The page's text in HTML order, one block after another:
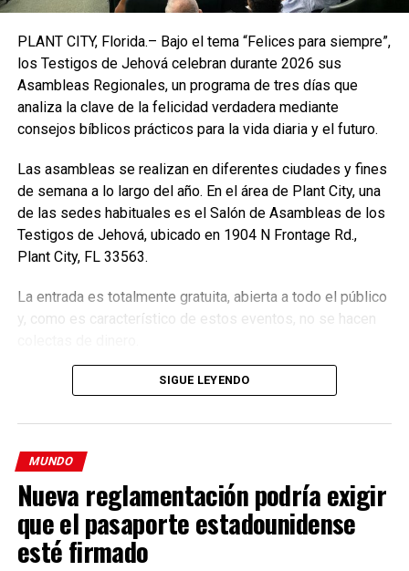
Enfoque Now es una plataforma digital dedicada a conectar e
informar a la comunidad latina acerca de los acontecimientos
que suceden a nivel local e internacional.
PLANT CITY, Florida.– Bajo el tema “Felices para siempre”,
los Testigos de Jehová celebran durante 2026 sus
Asambleas Regionales, un programa de tres días que
analiza la clave de la felicidad verdadera mediante
consejos bíblicos prácticos para la vida diaria y el futuro.
Las asambleas se realizan en diferentes ciudades y fines
de semana a lo largo del año. En el área de Plant City, una
de las sedes habituales es el Salón de Asambleas de los
Testigos de Jehová, ubicado en 1904 N Frontage Rd.,
Plant City, FL 33563.
La entrada es totalmente gratuita, abierta a todo el público
y, como es característico de estos eventos, no se hacen
SIGUE LEYENDO
MUNDO
Nueva reglamentación podría exigir
que el pasaporte estadounidense
esté firmado